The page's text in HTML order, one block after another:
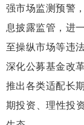
强市场监测预警
息披露监管，进
至操纵市场等违
深化公募基金改
推出各类适配长
期投资、理性投